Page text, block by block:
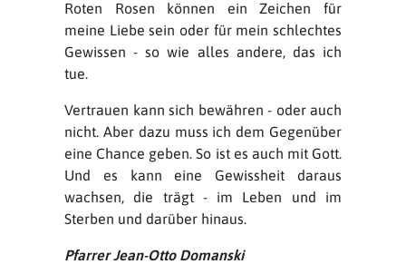
Roten Rosen können ein Zeichen für
meine Liebe sein oder für mein schlechtes
Gewissen - so wie alles andere, das ich
tue.
Vertrauen kann sich bewähren - oder auch
nicht. Aber dazu muss ich dem Gegenüber
eine Chance geben. So ist es auch mit Gott.
Und es kann eine Gewissheit daraus
wachsen, die trägt - im Leben und im
Sterben und darüber hinaus.
Pfarrer Jean-Otto Domanski